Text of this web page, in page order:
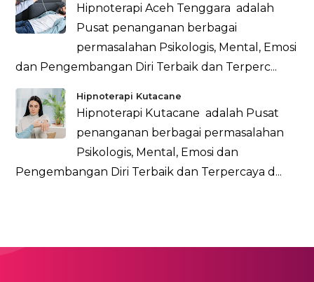
Hipnoterapi Aceh Tenggara adalah
Pusat penanganan berbagai
permasalahan Psikologis, Mental, Emosi
dan Pengembangan Diri Terbaik dan Terperc...
Hipnoterapi Kutacane
Hipnoterapi Kutacane adalah Pusat
penanganan berbagai permasalahan
Psikologis, Mental, Emosi dan
Pengembangan Diri Terbaik dan Terpercaya d...